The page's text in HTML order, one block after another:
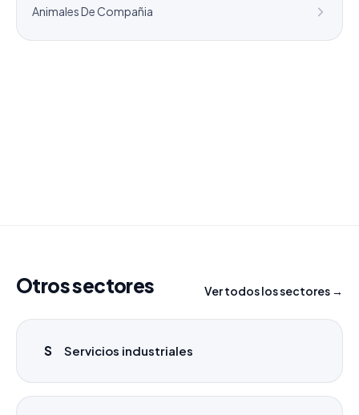
Animales De Compañia
Otros sectores Ver todos los sectores →
S Servicios industriales